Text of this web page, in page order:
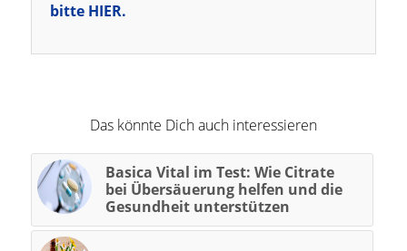
bitte HIER.
Das könnte Dich auch interessieren
Basica Vital im Test: Wie Citrate
bei Übersäuerung helfen und die
Gesundheit unterstützen